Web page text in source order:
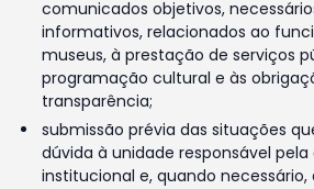
comunicados objetivos,
informativos, relacionados ao
museus, à prestação de serviços
programação cultural e às
transparência;
submissão prévia das situações
dúvida à unidade responsável
institucional e, quando necessário,